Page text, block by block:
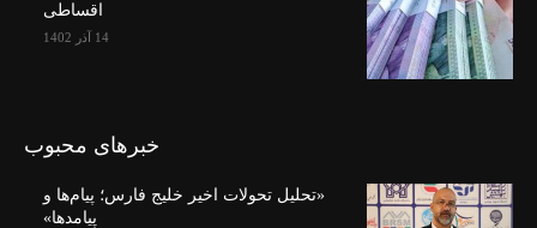
اقساطی
14 آذر 1402
خبرهای محبوب
«تحلیل تحولات اخیر خلیج فارس؛ پیام‌ها و
پیامدها»